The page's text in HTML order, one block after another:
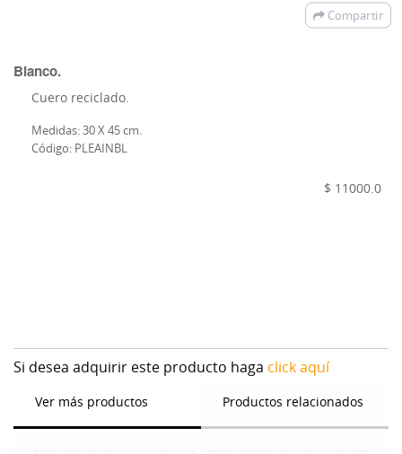
Compartir
Blanco.
Cuero reciclado.
Medidas: 30 X 45 cm.
Código: PLEAINBL
$ 11000.0
Si desea adquirir este producto haga click aquí
Ver más productos Productos relacionados